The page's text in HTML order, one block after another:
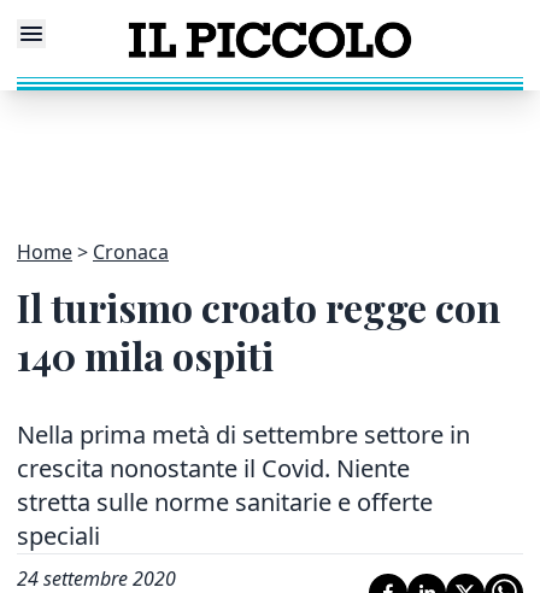
Home Cronaca
Il turismo croato regge con
140 mila ospiti
Nella prima metà di settembre settore in
crescita nonostante il Covid. Niente
stretta sulle norme sanitarie e offerte
speciali
24 settembre 2020